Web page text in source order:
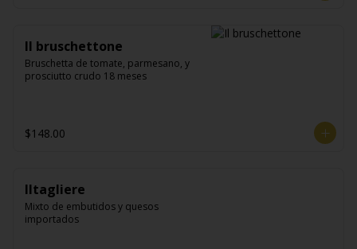
Il bruschettone
Bruschetta de tomate, parmesano, y
prosciutto crudo 18 meses
$148.00
Iltagliere
Mixto de embutidos y quesos
importados